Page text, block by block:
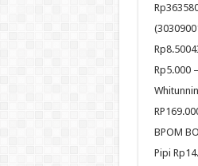
Rp5.000
BPOM
Pipi